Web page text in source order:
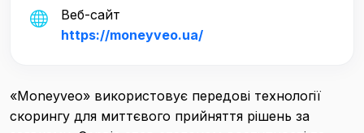
Веб-сайт
https://moneyveo.ua/
«Moneyveo» використовує передові технології
скорингу для миттєвого прийняття рішень за